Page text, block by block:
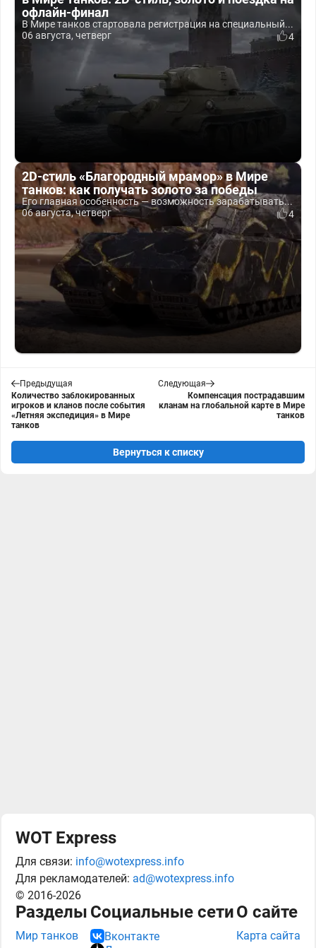
офлайн-финал
В Мире танков стартовала регистрация на специальный...
06 августа, четверг
4
2D-стиль «Благородный мрамор» в Мире
танков: как получать золото за победы
Его главная особенность — возможность зарабатывать...
06 августа, четверг
4
Предыдущая
Количество заблокированных
игроков и кланов после события
«Летняя экспедиция» в Мире
танков
Следующая
Компенсация пострадавшим
кланам на глобальной карте в Мире
танков
Вернуться к списку
WOT Express
Для связи: info@wotexpress.info
Для рекламодателей: ad@wotexpress.info
© 2016-2026
Разделы
Мир танков
Социальные сети
Вконтакте
О сайте
Карта сайта